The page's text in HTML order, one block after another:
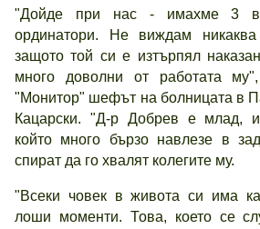
"Дойде при нас - имахме 3
ординатори. Не виждам
защото той си е изтърпял
много доволни от работата
"Монитор" шефът на болницата в
Кацарски. "Д-р Добрев е млад,
който много бързо навлезе в
спират да го хвалят колегите му.
"Всеки човек в живота си има
лоши моменти. Това, което се